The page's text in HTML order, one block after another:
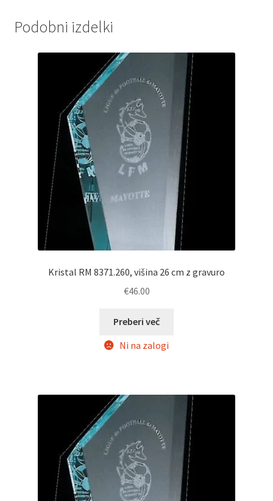
Podobni izdelki
Kristal RM 8371.260, višina 26 cm z gravuro
€46.00
Preberi več
Ni na zalogi